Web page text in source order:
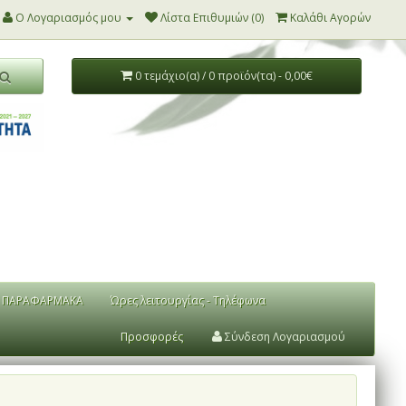
Ο Λογαριασμός μου Λίστα Επιθυμιών (0) Καλάθι Αγορών
0 τεμάχιο(α) / 0 προϊόν(τα) - 0,00€
ΠΑΡΑΦΑΡΜΑΚΑ Ώρες λειτουργίας - Τηλέφωνα
Προσφορές Σύνδεση Λογαριασμού